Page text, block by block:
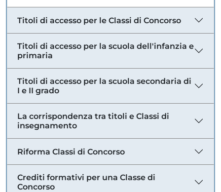
Titoli di accesso per le Classi di Concorso
Titoli di accesso per la scuola dell'infanzia e
primaria
Titoli di accesso per la scuola secondaria di
I e II grado
La corrispondenza tra titoli e Classi di
insegnamento
Riforma Classi di Concorso
Crediti formativi per una Classe di
Concorso